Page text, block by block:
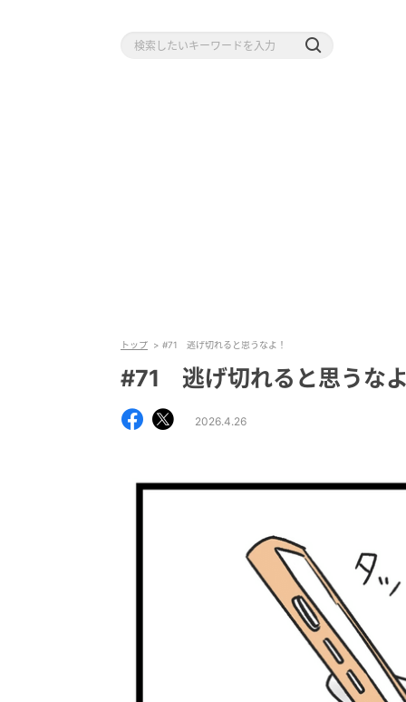
トップ #71 逃げ切れると思うなよ！
#71 逃げ切れると思うな
2026.4.26